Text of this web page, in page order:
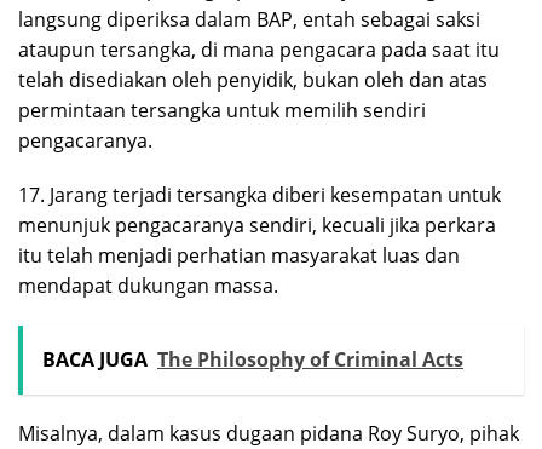
langsung diperiksa dalam BAP, entah sebagai saksi
ataupun tersangka, di mana pengacara pada saat itu
telah disediakan oleh penyidik, bukan oleh dan atas
permintaan tersangka untuk memilih sendiri
pengacaranya.
17. Jarang terjadi tersangka diberi kesempatan untuk
menunjuk pengacaranya sendiri, kecuali jika perkara
itu telah menjadi perhatian masyarakat luas dan
mendapat dukungan massa.
BACA JUGA The Philosophy of Criminal Acts
Misalnya, dalam kasus dugaan pidana Roy Suryo, pihak